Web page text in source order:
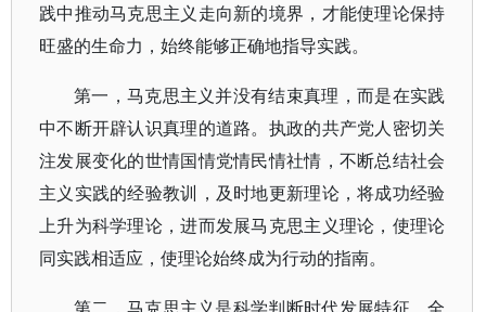
践中推动马克思主义走向新的境界，才能使理论保持
旺盛的生命力，始终能够正确地指导实践。
第一，马克思主义并没有结束真理，而是在实践
中不断开辟认识真理的道路。执政的共产党人密切关
注发展变化的世情国情党情民情社情，不断总结社会
主义实践的经验教训，及时地更新理论，将成功经验
上升为科学理论，进而发展马克思主义理论，使理论
同实践相适应，使理论始终成为行动的指南。